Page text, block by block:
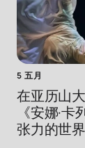
5 五月
在亚历山
《安娜·
张力的世界